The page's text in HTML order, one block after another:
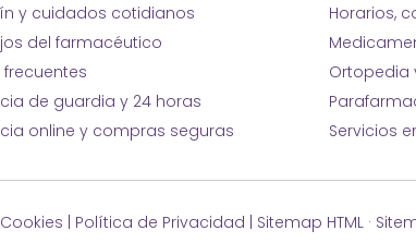
y cuidados cotidianos
del farmacéutico
frecuentes
de guardia y 24 horas
online y compras seguras
Horarios,
Ortopedia
Servicios
| Política de Privacidad | Sitemap HTML·